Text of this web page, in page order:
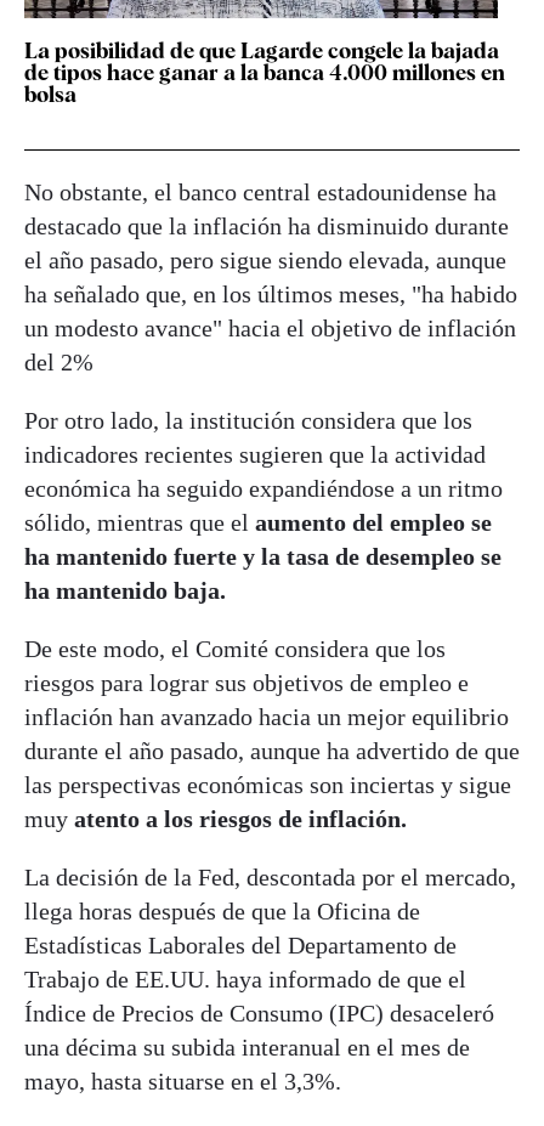
La posibilidad de que Lagarde congele la bajada
de tipos hace ganar a la banca 4.000 millones en
bolsa
No obstante, el banco central estadounidense ha
destacado que la inflación ha disminuido durante
el año pasado, pero sigue siendo elevada, aunque
ha señalado que, en los últimos meses, "ha habido
un modesto avance" hacia el objetivo de inflación
del 2%
Por otro lado, la institución considera que los
indicadores recientes sugieren que la actividad
económica ha seguido expandiéndose a un ritmo
sólido, mientras que el aumento del empleo se
ha mantenido fuerte y la tasa de desempleo se
ha mantenido baja.
De este modo, el Comité considera que los
riesgos para lograr sus objetivos de empleo e
inflación han avanzado hacia un mejor equilibrio
durante el año pasado, aunque ha advertido de que
las perspectivas económicas son inciertas y sigue
muy atento a los riesgos de inflación.
La decisión de la Fed, descontada por el mercado,
llega horas después de que la Oficina de
Estadísticas Laborales del Departamento de
Trabajo de EE.UU. haya informado de que el
Índice de Precios de Consumo (IPC) desaceleró
una décima su subida interanual en el mes de
mayo, hasta situarse en el 3,3%.